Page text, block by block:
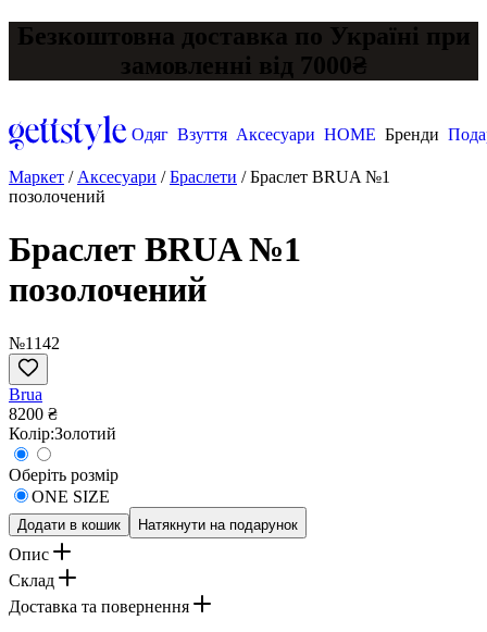
Безкоштовна доставка по Україні при
замовленні від 7000₴
Одяг Взуття Аксесуари HOME Бренди
Маркет / Аксесуари /Браслети /Браслет BRUA №1
позолочений
Браслет BRUA №1
позолочений
№1142
Brua
8200 ₴
Колір:Золотий
Оберіть розмір
ONE SIZE
Додати в кошик Натякнути на подарунок
Опис
Склад
Доставка та повернення